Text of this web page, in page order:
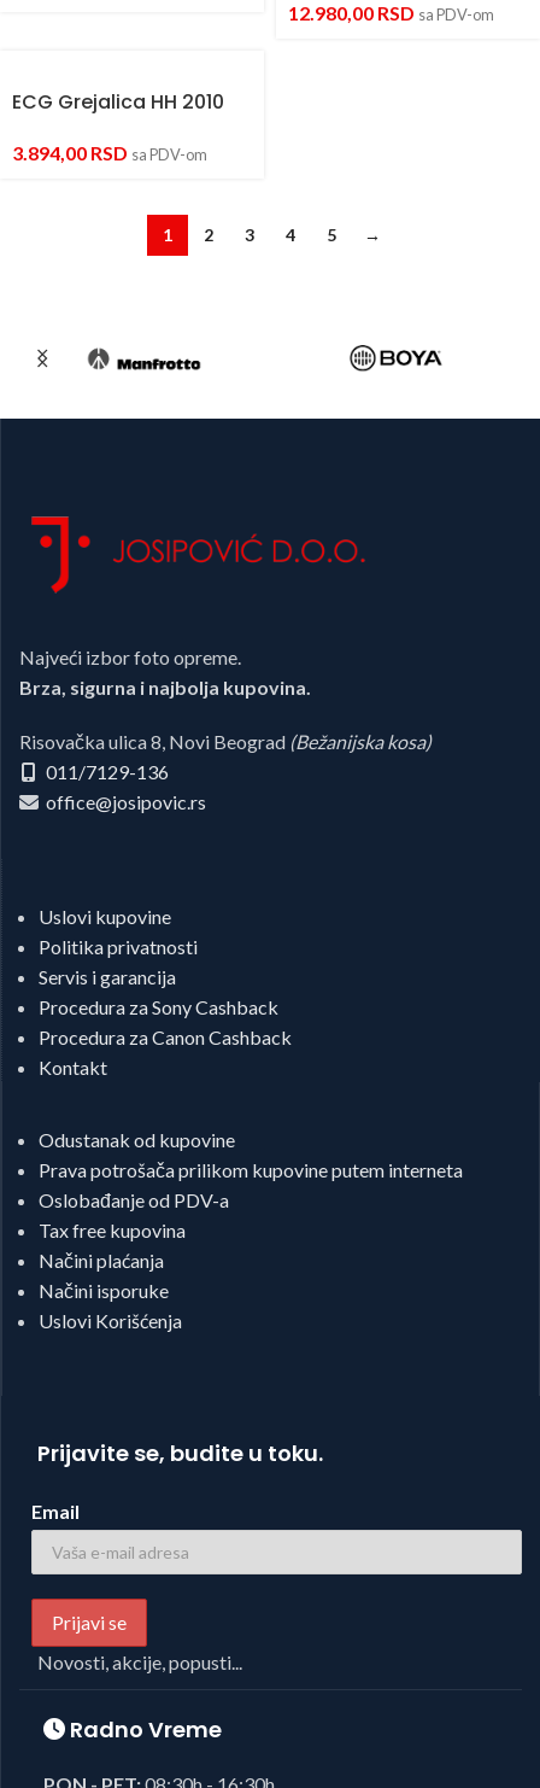
12.980,00 RSD sa PDV-om
ECG Grejalica HH 2010
3.894,00 RSD sa PDV-om
1 2 3 4 5 →
Najveći izbor foto opreme.
Brza, sigurna i najbolja kupovina.
Risovačka ulica 8, Novi Beograd (Bežanijska kosa)
011/7129-136
office@josipovic.rs
Uslovi kupovine
Politika privatnosti
Servis i garancija
Procedura za Sony Cashback
Procedura za Canon Cashback
Kontakt
Odustanak od kupovine
Prava potrošača prilikom kupovine putem interneta
Oslobađanje od PDV-a
Tax free kupovina
Načini plaćanja
Načini isporuke
Uslovi Korišćenja
Prijavite se, budite u toku.
Email
Novosti, akcije, popusti...
Radno Vreme